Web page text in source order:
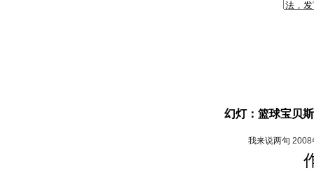
幻灯：篮球宝贝
我来说两句 2008